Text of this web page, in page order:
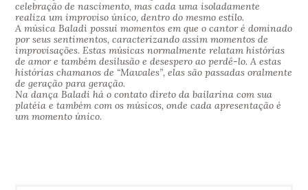
celebração de nascimento, mas cada uma isoladamente
realiza um improviso único, dentro do mesmo estilo.
A música Baladi possui momentos em que o cantor é dominado
por seus sentimentos, caracterizando assim momentos de
improvisações. Estas músicas normalmente relatam histórias
de amor e também desilusão e desespero ao perdê-lo. A estas
histórias chamanos de “Mawales”, elas são passadas oralmente
de geração para geração.
Na dança Baladi há o contato direto da bailarina com sua
platéia e também com os músicos, onde cada apresentação é
um momento único.